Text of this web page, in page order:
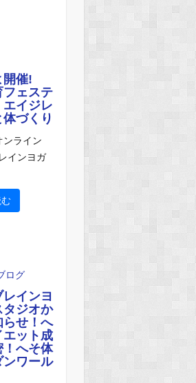
開催!
フェステ
エイジレ
づくり
ンライン
インヨガ
ログ
インヨ
タジオか
らせ！へ
エット成
！へそ体
ワール